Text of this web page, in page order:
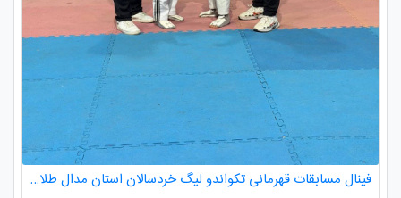
فینال مسابقات قهرمانی تکواندو لیگ خردسالان استان مدال طلا صدرا ظفری از باشگاه طلایی به مربیگری استاد عسکری مربی ارزنده باشگاه